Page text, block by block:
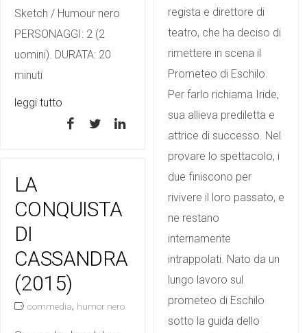
Sketch / Humour nero
PERSONAGGI: 2 (2
uomini). DURATA: 20
minuti
leggi tutto
regista e direttore di
teatro, che ha deciso di
rimettere in scena il
Prometeo di Eschilo.
Per farlo richiama Iride,
sua allieva prediletta e
attrice di successo. Nel
provare lo spettacolo, i
due finiscono per
rivivere il loro passato, e
ne restano
internamente
intrappolati. Nato da un
lungo lavoro sul
prometeo di Eschilo
sotto la guida dello
LA
CONQUISTA
DI
CASSANDRA
(2015)
commedia, humor nero